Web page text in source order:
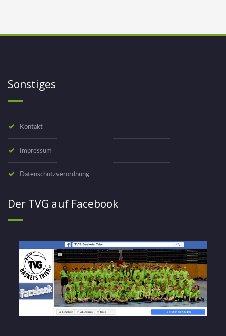
Sonstiges
Kontakt
Impressum
Datenschutzverordnung
Der TVG auf Facebook